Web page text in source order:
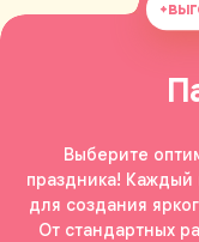
Выберите
праздника! Каждый
для создания
От стандартных